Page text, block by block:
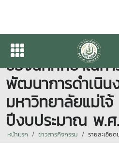
โครงการส่งเสริ
ของนักศึกษาในก
พัฒนาการดำเนิน
มหาวิทยาลัยแม่โจ้
ปีงบประมาณ พ.
หน้าแรก ข่าวสารกิจกรรม รายละเอียด